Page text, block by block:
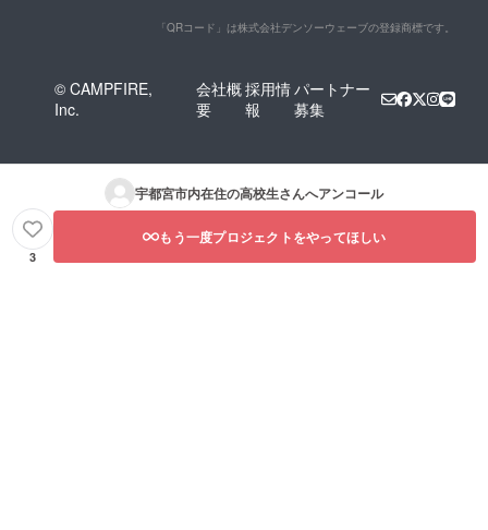
「QRコード」は株式会社デンソーウェーブの登録商標です。
© CAMPFIRE,
Inc.
会社概
要
採用情
報
パートナー
募集
宇都宮市内在住の高校生さんへアンコール
3
もう一度プロジェクトをやってほしい